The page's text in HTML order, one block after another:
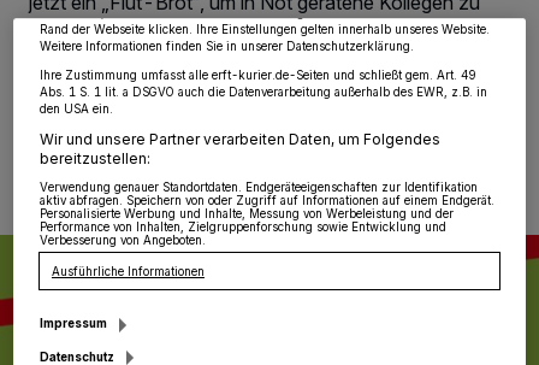
unterstützen.
widerrufen, indem Sie auf den Link Einstellungen oder Ablehnen am unteren
Rand der Webseite klicken. Ihre Einstellungen gelten innerhalb unseres Website.
Weitere Informationen finden Sie in unserer Datenschutzerklärung.
Ihre Zustimmung umfasst alle erft-kurier.de-Seiten und schließt gem. Art. 49
Abs. 1 S. 1 lit. a DSGVO auch die Datenverarbeitung außerhalb des EWR, z.B. in
den USA ein.
Wir und unsere Partner verarbeiten Daten, um Folgendes
bereitzustellen:
Verwendung genauer Standortdaten. Endgeräteeigenschaften zur Identifikation
aktiv abfragen. Speichern von oder Zugriff auf Informationen auf einem Endgerät.
Personalisierte Werbung und Inhalte, Messung von Werbeleistung und der
Performance von Inhalten, Zielgruppenforschung sowie Entwicklung und
Verbesserung von Angeboten.
Ausführliche Informationen
Impressum
Datenschutz